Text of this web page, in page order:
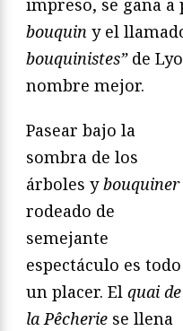
impreso, se gana
bouquin y el
bouquinistes”de
nombre mejor.
Pasear bajo la
sombra de los
árboles ybouquiner
rodeado de
semejante
espectáculo es todo
un placer. El quai de
la Pêcherie se llena